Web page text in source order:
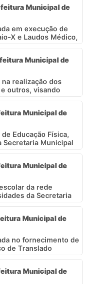
Municipal de
em execução de
X e Laudos Médico,
Municipal de
realização dos
outros, visando
Municipal de
Educação Física,
Secretaria Municipal
Municipal de
da rede
da Secretaria
Municipal de
no fornecimento de
de Translado
Municipal de